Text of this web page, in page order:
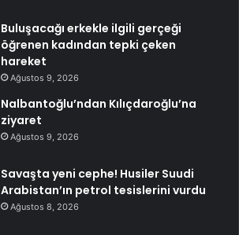
Buluşacağı erkekle ilgili gerçeği
öğrenen kadından tepki çeken
hareket
Ağustos 9, 2026
Nalbantoğlu’ndan Kılıçdaroğlu’na
ziyaret
Ağustos 9, 2026
Savaşta yeni cephe! Husiler Suudi
Arabistan’ın petrol tesislerini vurdu
Ağustos 8, 2026